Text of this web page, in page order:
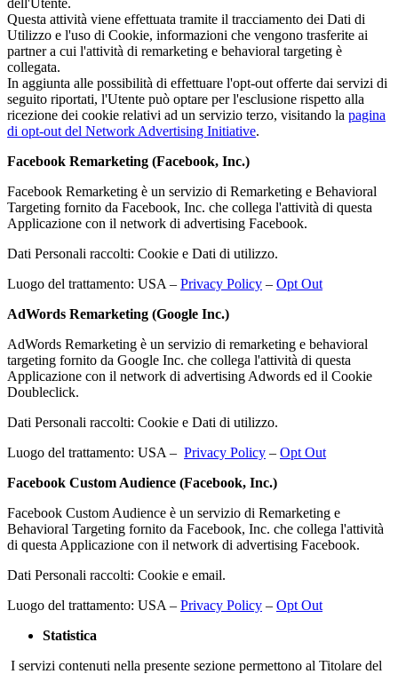
dell'Utente.
Questa attività viene effettuata tramite il tracciamento dei Dati di
Utilizzo e l'uso di Cookie, informazioni che vengono trasferite ai
partner a cui l'attività di remarketing e behavioral targeting è
collegata.
In aggiunta alle possibilità di effettuare l'opt-out offerte dai servizi di
seguito riportati, l'Utente può optare per l'esclusione rispetto alla
ricezione dei cookie relativi ad un servizio terzo, visitando la pagina
di opt-out del Network Advertising Initiative.
Facebook Remarketing (Facebook, Inc.)
Facebook Remarketing è un servizio di Remarketing e Behavioral
Targeting fornito da Facebook, Inc. che collega l'attività di questa
Applicazione con il network di advertising Facebook.
Dati Personali raccolti: Cookie e Dati di utilizzo.
Luogo del trattamento: USA – Privacy Policy – Opt Out
AdWords Remarketing (Google Inc.)
AdWords Remarketing è un servizio di remarketing e behavioral
targeting fornito da Google Inc. che collega l'attività di questa
Applicazione con il network di advertising Adwords ed il Cookie
Doubleclick.
Dati Personali raccolti: Cookie e Dati di utilizzo.
Luogo del trattamento: USA – Privacy Policy – Opt Out
Facebook Custom Audience (Facebook, Inc.)
Facebook Custom Audience è un servizio di Remarketing e
Behavioral Targeting fornito da Facebook, Inc. che collega l'attività
di questa Applicazione con il network di advertising Facebook.
Dati Personali raccolti: Cookie e email.
Luogo del trattamento: USA – Privacy Policy – Opt Out
Statistica
I servizi contenuti nella presente sezione permettono al Titolare del